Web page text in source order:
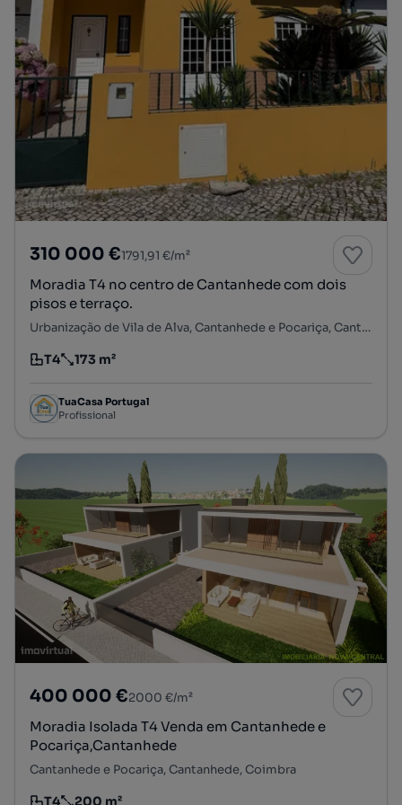
310 000 €1791,91 €/m²
Moradia T4 no centro de Cantanhede com dois
pisos e terraço.
Urbanização de Vila de Alva, Cantanhede e Pocariça, Cantanhede, Coimbra
Tipologia
T4
Preço por metro quadrado
173 m²
TuaCasa Portugal
Profissional
400 000 €2000 €/m²
Moradia Isolada T4 Venda em Cantanhede e
Pocariça,Cantanhede
Cantanhede e Pocariça, Cantanhede, Coimbra
T4 200 m²